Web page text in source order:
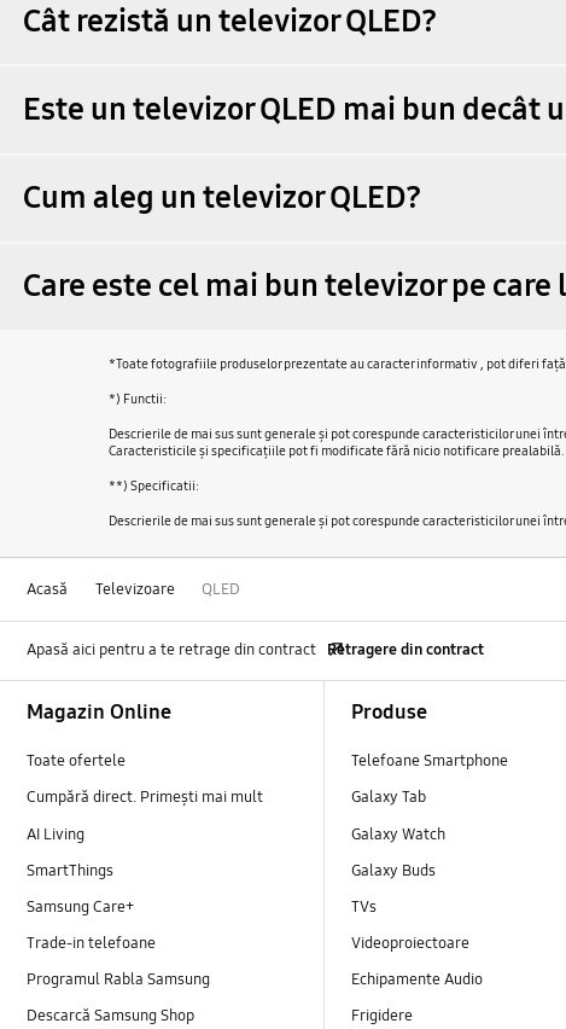
Cât rezistă un televizor QLED?
Este un televizor QLED mai bun decât
Cum aleg un televizor QLED?
Care este cel mai bun televizor pe
*Toate fotografiile produselor prezentate au caracter informativ , pot diferi
*) Functii:
Descrierile de mai sus sunt generale şi pot corespunde caracteristicilor unei
Caracteristicile şi specificaţiile pot fi modificate fără nicio notificare prealabilă.
**) Specificatii:
Descrierile de mai sus sunt generale şi pot corespunde caracteristicilor unei
Acasă Televizoare QLED
Apasă aici pentru a te retrage din contract Retragere din contract
Magazin Online
Toate ofertele
Cumpără direct. Primești mai mult
AI Living
SmartThings
Samsung Care+
Trade-in telefoane
Programul Rabla Samsung
Descarcă Samsung Shop
Produse
Telefoane Smartphone
Galaxy Tab
Galaxy Watch
Galaxy Buds
TVs
Videoproiectoare
Echipamente Audio
Frigidere